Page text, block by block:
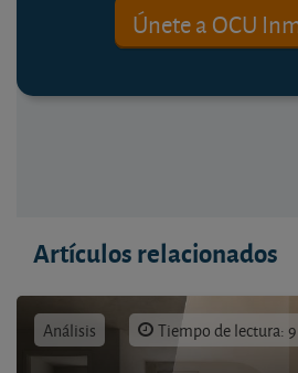
Únete a OCU
Artículos relacionados
Análisis Tiempo de lectura: